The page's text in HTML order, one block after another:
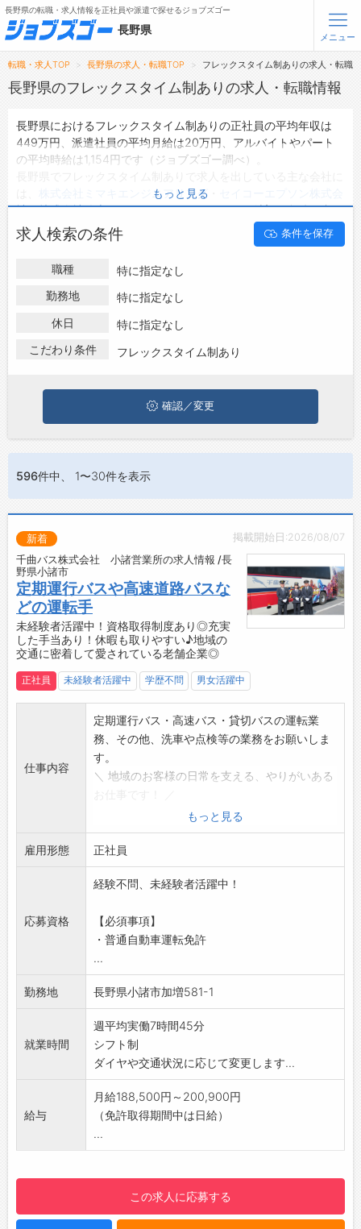
無料会員登録 ログイン
メニュー
トップ
タップで簡単に求人を探す
【初めての方へ】
長野県の求人検索で選ばれる理由
転職支援サービス
お問い合わせ
よくあるご質問
長野県の転職・求人情報を正社員や派遣で探せるジョブズゴー
長野県
メニュー
転職・求人TOP 長野県の求人・転職TOP フレックスタイム制ありの求人・転職
長野県のフレックスタイム制ありの求人・転職情報
長野県におけるフレックスタイム制ありの正社員の平均年収は
449万円、派遣社員の平均月給は20万円、アルバイトやパート
の平均時給は1,154円です（ジョブズゴー調べ）。
株式会社ミマキエンジニアリング
社・株式会社綿半ホームエイドなどがあり、ご希望の条件に合っ
た求人を探すことできます。
長野県の地域密着型の求人サイトであるジョブズゴーでは長野県
の求人情報を606件取り扱っており、そのうち
574件、派遣社員の求人は5件、アルバイト・パートの求人
です。
第二新卒から50代・60代以上の方の再就職も可能です。 長野県
でフレックスタイム制ありの求人・転職情報を探している方は、
ぜひ興味のある職種に応募してみてくださいね。
もっと見る
求人検索の条件 条件を保存
職種
特に指定なし
勤務地
特に指定なし
休日
特に指定なし
こだわり条件
フレックスタイム制あり
確認／変更
596件中、 1〜30件を表示
掲載開始日:2026/08/07
新着
千曲バス株式会社 小諸営業所の求人情報 /長
野県小諸市
定期運行バスや高速道路バスな
どの運転手
未経験者活躍中！資格取得制度あり◎充実
した手当あり！休暇も取りやすい♪地域の
交通に密着して愛されている老舗企業◎
正社員 未経験者活躍中 学歴不問 男女活躍中
仕事内容
定期運行バス・高速バス・貸切バスの運転業
務、その他、洗車や点検等の業務をお願いしま
す。
＼ 地域のお客様の日常を支える、やりがいある
【具体的な業務内容】
■運行業務
・定期運行の路線バスと高速バス運行、修学旅
行などの貸切バスの運転になります。
■点検・洗車
洗車をします。
【入社後の流れ】
・路線バス運行から徐々に練習を重ね、高速バ
スが運行できるようになっていただきます。
【とても温かい雰囲気の会社◎】
る、明るい職場です♪
・お客様にも同僚にも「本当の親切丁寧」を心
がけようという社風なので、一緒に働く社員は
親切な方ばかり◎
・運転中は基本的に個人ワークなので、ストレ
なしで入社された方も多数活躍中♪
◇大型二種免許の取得支援あり（費用は会社負
もっと見る
雇用形態 正社員
応募資格
経験不問、未経験者活躍中！
【必須事項】
・普通自動車運転免許
...
勤務地 長野県小諸市加増581-1
就業時間
週平均実働7時間45分
シフト制
ダイヤや交通状況に応じて変更します...
給与
月給188,500円～200,900円
（免許取得期間中は日給）
...
この求人に応募する